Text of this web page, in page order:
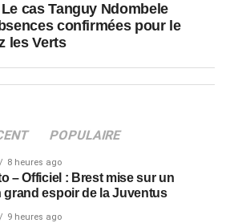
cas Tanguy Ndombele
confirmées pour le
les Verts
POPULAIRE
8 heures ago
– Officiel : Brest mise sur un
grand espoir de la Juventus
9 heures ago